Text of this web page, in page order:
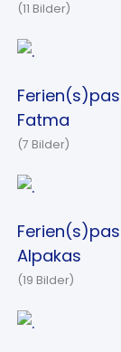
(11 Bilder)
Fatma
(7 Bilder)
Alpakas
(19 Bilder)